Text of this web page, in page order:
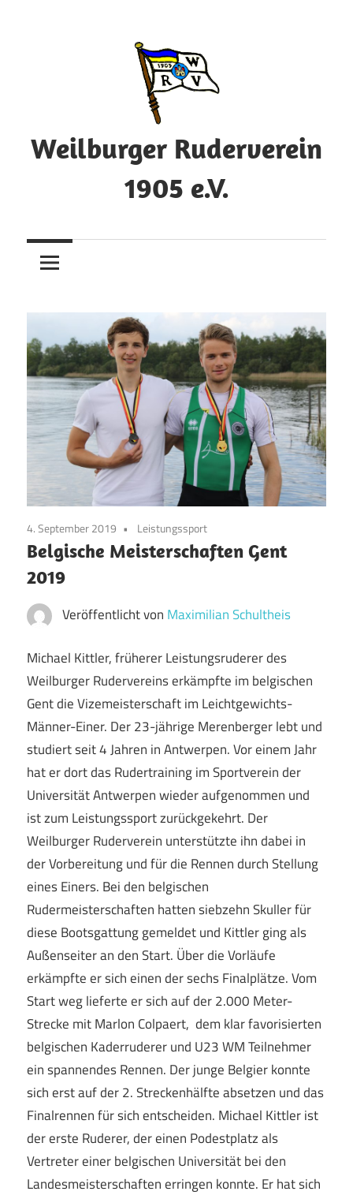
Weilburger Ruderverein
1905 e.V.
4. September 2019 Leistungssport
Belgische Meisterschaften Gent
2019
Veröffentlicht von Maximilian Schultheis
Michael Kittler, früherer Leistungsruderer des
Weilburger Rudervereins erkämpfte im belgischen
Gent die Vizemeisterschaft im Leichtgewichts-
Männer-Einer. Der 23-jährige Merenberger lebt und
studiert seit 4 Jahren in Antwerpen. Vor einem Jahr
hat er dort das Rudertraining im Sportverein der
Universität Antwerpen wieder aufgenommen und
ist zum Leistungssport zurückgekehrt. Der
Weilburger Ruderverein unterstützte ihn dabei in
der Vorbereitung und für die Rennen durch Stellung
eines Einers. Bei den belgischen
Rudermeisterschaften hatten siebzehn Skuller für
diese Bootsgattung gemeldet und Kittler ging als
Außenseiter an den Start. Über die Vorläufe
erkämpfte er sich einen der sechs Finalplätze. Vom
Start weg lieferte er sich auf der 2.000 Meter-
Strecke mit Marlon Colpaert, dem klar favorisierten
belgischen Kaderruderer und U23 WM Teilnehmer
ein spannendes Rennen. Der junge Belgier konnte
sich erst auf der 2. Streckenhälfte absetzen und das
Finalrennen für sich entscheiden. Michael Kittler ist
der erste Ruderer, der einen Podestplatz als
Vertreter einer belgischen Universität bei den
Landesmeisterschaften erringen konnte. Er hat sich